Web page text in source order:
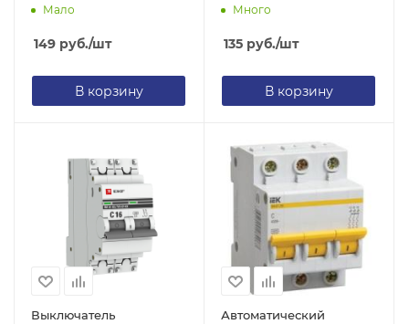
Мало
149 руб./шт
В корзину
Много
135 руб./шт
В корзину
Выключатель
Автоматический